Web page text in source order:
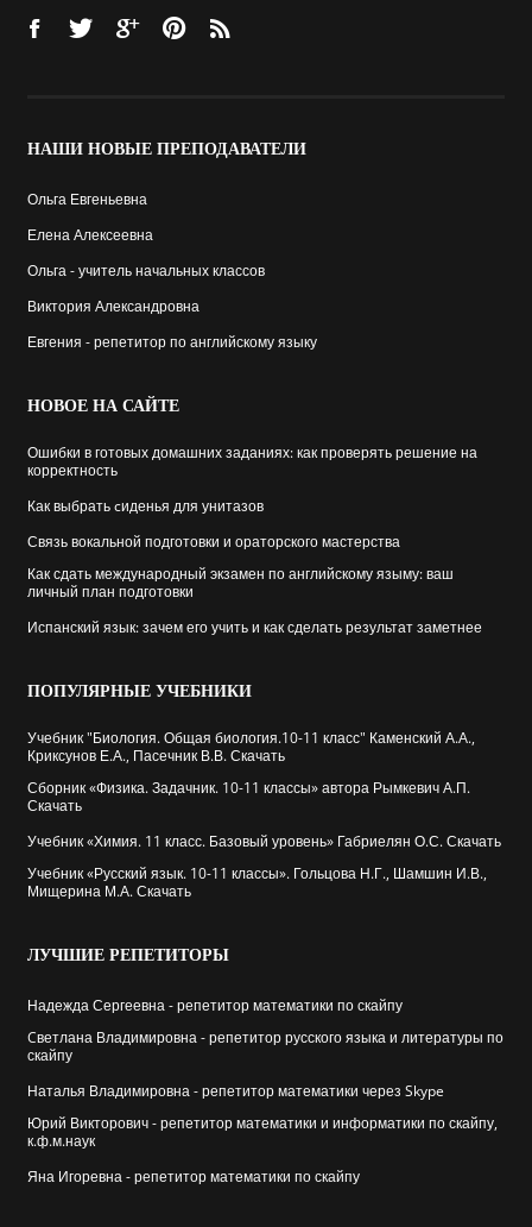
НАШИ НОВЫЕ ПРЕПОДАВАТЕЛИ
Ольга Евгеньевна
Елена Алексеевна
Ольга - учитель начальных классов
Виктория Александровна
Евгения - репетитор по английскому языку
НОВОЕ НА САЙТЕ
Ошибки в готовых домашних заданиях: как проверять решение на
корректность
Как выбрать cиденья для унитазов
Связь вокальной подготовки и ораторского мастерства
Как сдать международный экзамен по английскому языму: ваш
личный план подготовки
Испанский язык: зачем его учить и как сделать результат заметнее
ПОПУЛЯРНЫЕ УЧЕБНИКИ
Учебник "Биология. Общая биология.10-11 класс" Каменский А.А.,
Криксунов Е.А., Пасечник В.В. Скачать
Сборник «Физика. Задачник. 10-11 классы» автора Рымкевич А.П.
Скачать
Учебник «Химия. 11 класс. Базовый уровень» Габриелян О.С. Скачать
Учебник «Русский язык. 10-11 классы». Гольцова Н.Г., Шамшин И.В.,
Мищерина М.А. Скачать
ЛУЧШИЕ РЕПЕТИТОРЫ
Надежда Сергеевна - репетитор математики по скайпу
Cветлана Владимировна - репетитор русского языка и литературы по
скайпу
Наталья Владимировна - репетитор математики через Skype
Юрий Викторович - репетитор математики и информатики по скайпу,
к.ф.м.наук
Яна Игоревна - репетитор математики по скайпу